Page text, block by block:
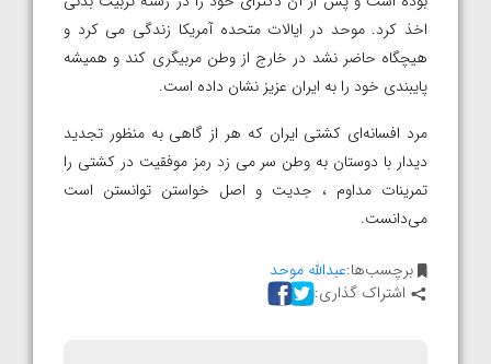
اخذ کرد. موحد در ایالات متحده آمریکا زندگی می کرد و
هیچگاه حاضر نشد در خارج از وطن مربیگری کند و همیشه
پایبندی خود را به ایران عزیز نشان داده است.
مرد افسانه‌ای کشتی ایران که هر از گاهی به منظور تجدید
دیدار با دوستان به وطن سر می زد رمز موفقیت در کشتی را
تمرینات مداوم ، جدیت و اصل خواستن توانستن است
می‌دانست.
برچسب‌ها:عبدالله موحد
اشتراک گذاری: